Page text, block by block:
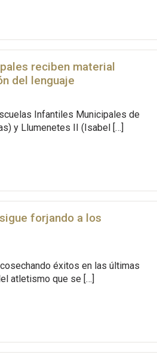
reciben material
del lenguaje
Infantiles Municipales de
y Llumenetes II (Isabel […]
forjando a los
éxitos en las últimas
atletismo que se […]